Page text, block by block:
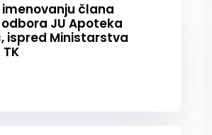
imenovanju člana
JU Apoteka
ispred Ministarstva